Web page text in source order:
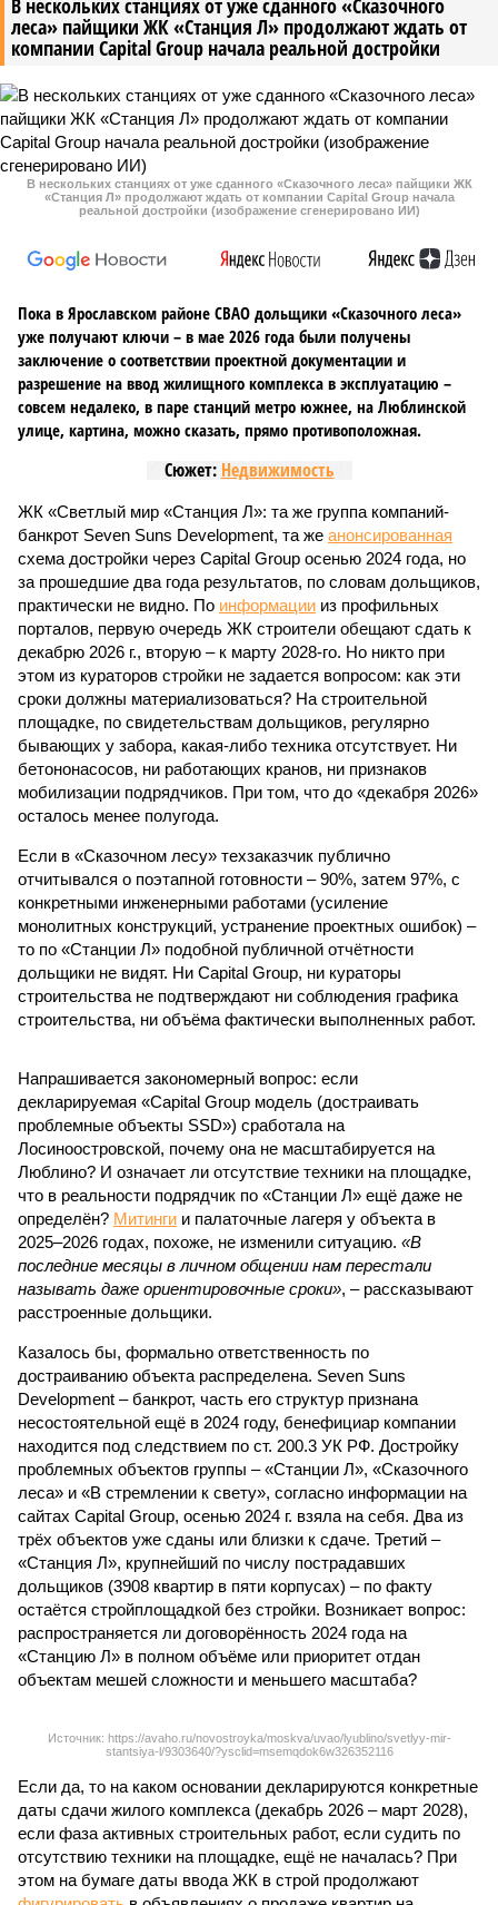
В нескольких станциях от уже сданного «Сказочного
леса» пайщики ЖК «Станция Л» продолжают ждать от
компании Capital Group начала реальной достройки
В нескольких станциях от уже сданного «Сказочного леса» пайщики ЖК
«Станция Л» продолжают ждать от компании Capital Group начала
реальной достройки (изображение сгенерировано ИИ)
Пока в Ярославском районе СВАО дольщики «Сказочного леса»
уже получают ключи – в мае 2026 года были получены
заключение о соответствии проектной документации и
разрешение на ввод жилищного комплекса в эксплуатацию –
совсем недалеко, в паре станций метро южнее, на Люблинской
улице, картина, можно сказать, прямо противоположная.
Сюжет: Недвижимость
ЖК «Светлый мир «Станция Л»: та же группа компаний-
банкрот Seven Suns Development, та же анонсированная
схема достройки через Capital Group осенью 2024 года, но
за прошедшие два года результатов, по словам дольщиков,
практически не видно. По информации из профильных
порталов, первую очередь ЖК строители обещают сдать к
декабрю 2026 г., вторую – к марту 2028-го. Но никто при
этом из кураторов стройки не задается вопросом: как эти
сроки должны материализоваться? На строительной
площадке, по свидетельствам дольщиков, регулярно
бывающих у забора, какая-либо техника отсутствует. Ни
бетононасосов, ни работающих кранов, ни признаков
мобилизации подрядчиков. При том, что до «декабря 2026»
осталось менее полугода.
Если в «Сказочном лесу» техзаказчик публично
отчитывался о поэтапной готовности – 90%, затем 97%, с
конкретными инженерными работами (усиление
монолитных конструкций, устранение проектных ошибок) –
то по «Станции Л» подобной публичной отчётности
дольщики не видят. Ни Capital Group, ни кураторы
строительства не подтверждают ни соблюдения графика
строительства, ни объёма фактически выполненных работ.
Напрашивается закономерный вопрос: если
декларируемая «Capital Group модель (достраивать
проблемные объекты SSD») сработала на
Лосиноостровской, почему она не масштабируется на
Люблино? И означает ли отсутствие техники на площадке,
что в реальности подрядчик по «Станции Л» ещё даже не
определён? Митинги и палаточные лагеря у объекта в
2025–2026 годах, похоже, не изменили ситуацию. «В
последние месяцы в личном общении нам перестали
называть даже ориентировочные сроки», – рассказывают
расстроенные дольщики.
Казалось бы, формально ответственность по
достраиванию объекта распределена. Seven Suns
Development – банкрот, часть его структур признана
несостоятельной ещё в 2024 году, бенефициар компании
находится под следствием по ст. 200.3 УК РФ. Достройку
проблемных объектов группы – «Станции Л», «Сказочного
леса» и «В стремлении к свету», согласно информации на
сайтах Capital Group, осенью 2024 г. взяла на себя. Два из
трёх объектов уже сданы или близки к сдаче. Третий –
«Станция Л», крупнейший по числу пострадавших
дольщиков (3908 квартир в пяти корпусах) – по факту
остаётся стройплощадкой без стройки. Возникает вопрос:
распространяется ли договорённость 2024 года на
«Станцию Л» в полном объёме или приоритет отдан
объектам мешей сложности и меньшего масштаба?
Источник: https://avaho.ru/novostroyka/moskva/uvao/lyublino/svetlyy-mir-
stantsiya-l/9303640/?ysclid=msemqdok6w326352116
Если да, то на каком основании декларируются конкретные
даты сдачи жилого комплекса (декабрь 2026 – март 2028),
если фаза активных строительных работ, если судить по
отсутствию техники на площадке, ещё не началась? При
этом на бумаге даты ввода ЖК в строй продолжают